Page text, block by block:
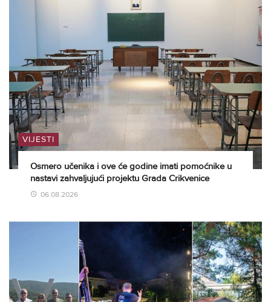
VIJESTI
Osmero učenika i ove će godine imati pomoćnike u
nastavi zahvaljujući projektu Grada Crikvenice
06.08.2026